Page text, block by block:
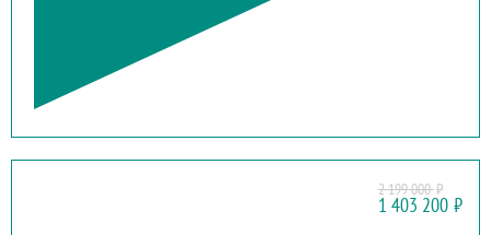
2 199 000₽
1 403 200 ₽